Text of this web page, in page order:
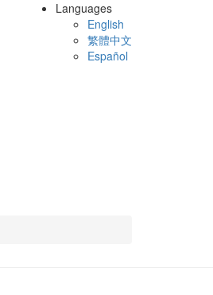
Languages
English
繁體中文
Español